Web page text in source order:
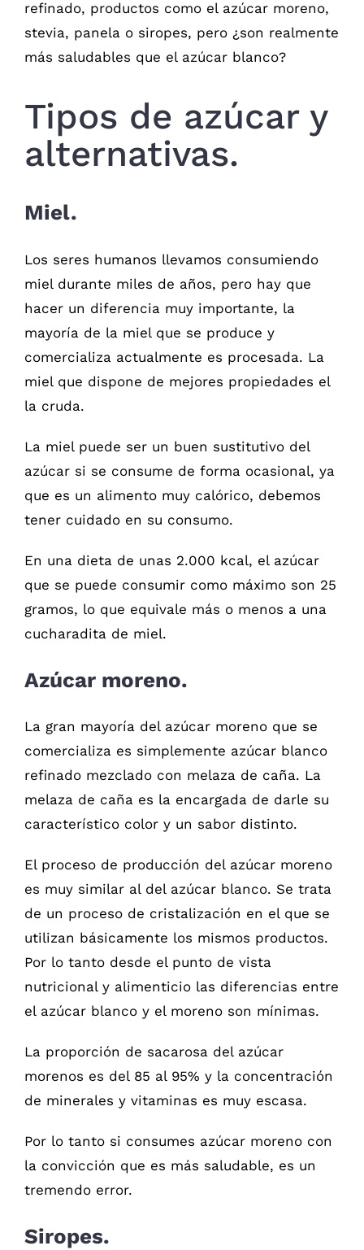
refinado, productos como el azúcar moreno,
stevia, panela o siropes, pero ¿son realmente
más saludables que el azúcar blanco?
Tipos de azúcar y
alternativas.
Miel.
Los seres humanos llevamos consumiendo
miel durante miles de años, pero hay que
hacer un diferencia muy importante, la
mayoría de la miel que se produce y
comercializa actualmente es procesada. La
miel que dispone de mejores propiedades el
la cruda.
La miel puede ser un buen sustitutivo del
azúcar si se consume de forma ocasional, ya
que es un alimento muy calórico, debemos
tener cuidado en su consumo.
En una dieta de unas 2.000 kcal, el azúcar
que se puede consumir como máximo son 25
gramos, lo que equivale más o menos a una
cucharadita de miel.
Azúcar moreno.
La gran mayoría del azúcar moreno que se
comercializa es simplemente azúcar blanco
refinado mezclado con melaza de caña. La
melaza de caña es la encargada de darle su
característico color y un sabor distinto.
El proceso de producción del azúcar moreno
es muy similar al del azúcar blanco. Se trata
de un proceso de cristalización en el que se
utilizan básicamente los mismos productos.
Por lo tanto desde el punto de vista
nutricional y alimenticio las diferencias entre
el azúcar blanco y el moreno son mínimas.
La proporción de sacarosa del azúcar
morenos es del 85 al 95% y la concentración
de minerales y vitaminas es muy escasa.
Por lo tanto si consumes azúcar moreno con
la convicción que es más saludable, es un
tremendo error.
Siropes.